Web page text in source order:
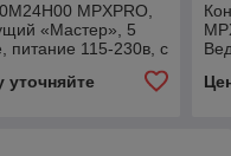
MPXPRO,
«Мастер», 5
питание 115-230в, с
уточняйте
с